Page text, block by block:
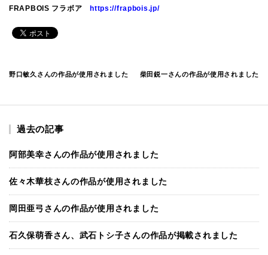
FRAPBOIS フラボアhttps://frapbois.jp/
野口敏久さんの作品が使用されました 柴田鋭一さんの作品が使用されました
過去の記事
阿部美幸さんの作品が使用されました
佐々木華枝さんの作品が使用されました
岡田亜弓さんの作品が使用されました
石久保萌香さん、武石トシ子さんの作品が掲載されました